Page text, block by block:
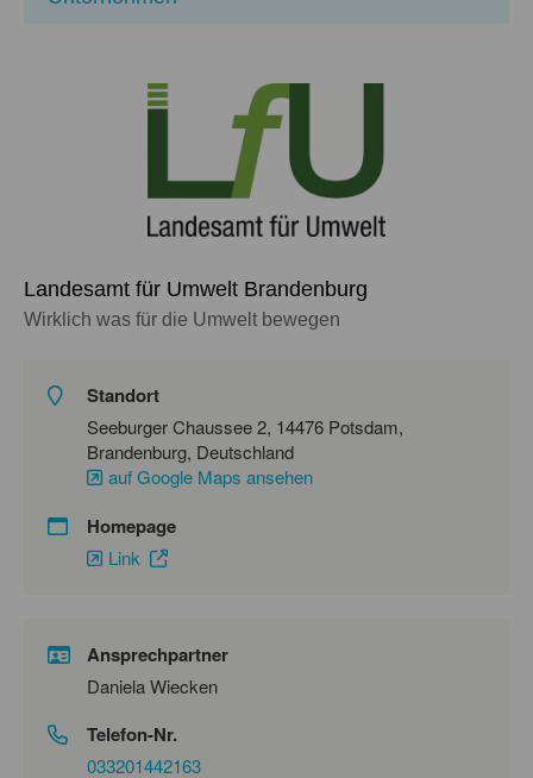
Landesamt für Umwelt Brandenburg
Wirklich was für die Umwelt bewegen
Standort
Seeburger Chaussee 2, 14476 Potsdam,
Brandenburg, Deutschland
auf Google Maps ansehen
Homepage
Link
Ansprechpartner
Daniela Wiecken
Telefon-Nr.
033201442163